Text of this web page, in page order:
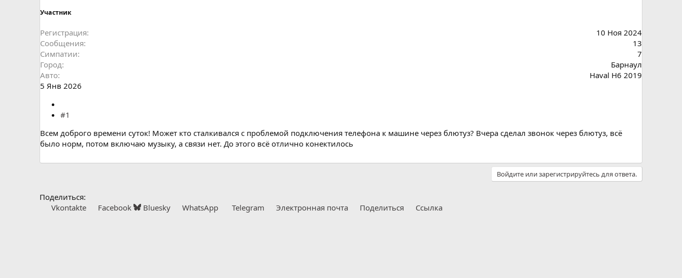
Участник
Регистрация
10 Ноя 2024
Сообщения
13
Симпатии
7
Город
Барнаул
Авто
Haval H6 2019
5 Янв 2026
#1
Всем доброго времени суток! Может кто сталкивался с проблемой подключения телефона к машине через блютуз? Вчера сделал звонок через блютуз, всё
было норм, потом включаю музыку, а связи нет. До этого всё отлично конектилось
Войдите или зарегистрируйтесь для ответа.
Поделиться:
Vkontakte
Facebook Bluesky WhatsApp Telegram Электронная почта Поделиться Ссылка